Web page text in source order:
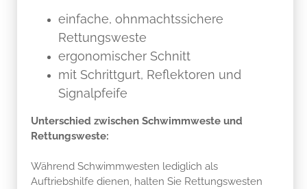
einfache, ohnmachtssichere
Rettungsweste
ergonomischer Schnitt
mit Schrittgurt, Reflektoren und
Signalpfeife
Unterschied zwischen Schwimmweste und
Rettungsweste:
Während Schwimmwesten lediglich als
Auftriebshilfe dienen, halten Sie Rettungswesten